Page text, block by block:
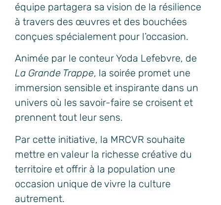
équipe partagera sa vision de la résilience
à travers des œuvres et des bouchées
conçues spécialement pour l’occasion.
Animée par le conteur Yoda Lefebvre, de
La Grande Trappe, la soirée promet une
immersion sensible et inspirante dans un
univers où les savoir-faire se croisent et
prennent tout leur sens.
Par cette initiative, la MRCVR souhaite
mettre en valeur la richesse créative du
territoire et offrir à la population une
occasion unique de vivre la culture
autrement.